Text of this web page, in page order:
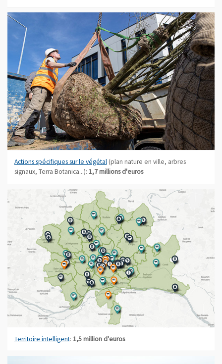
Actions spécifiques sur le végétal(plan nature en ville, arbres
signaux, Terra Botanica...): 1,7 millions d'euros
Territoire intelligent, Ouvre une nouvelle fenêtre
: 1,5 million d'euros